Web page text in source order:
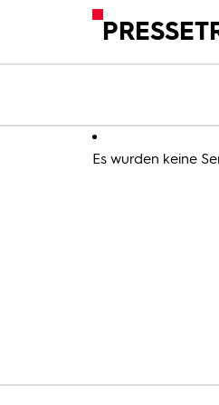
Es wurden keine